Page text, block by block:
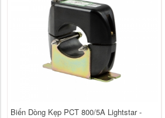
Biến Dòng Kẹp PCT 800/5A Lightstar -